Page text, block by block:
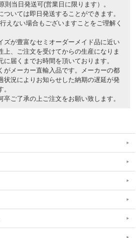
則当日発送可(営業日に限ります）。
いては即日発送することができます。
えない場合もございますことをご理解く
ズが豊富なセミオーダーメイド品に近い
上、ご注文を受けてからの生産になりま
届くまでお時間を頂いております。
がメーカー直輸入品です。メーカーの都
状況によりお知らせした納期の遅延が発
卒ご了承の上ご注文をお願い致します。